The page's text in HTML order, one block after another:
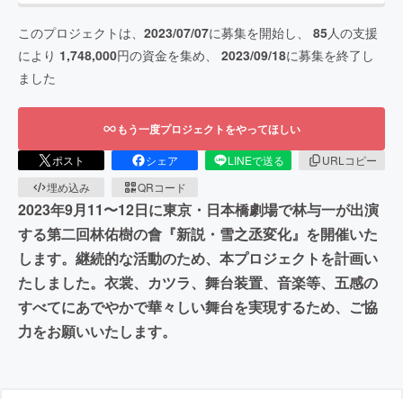
このプロジェクトは、 2023/07/07に募集を開始し、 85人の支援
により 1,748,000円の資金を集め、 2023/09/18に募集を終了し
ました
もう一度プロジェクトをやってほしい
ポスト シェア LINEで送る
URLコピー
埋め込み
QRコード
2023年9月11〜12日に東京・日本橋劇場で林与一が出演
する第二回林佑樹の會『新説・雪之丞変化』を開催いた
します。継続的な活動のため、本プロジェクトを計画い
たしました。衣裳、カツラ、舞台装置、音楽等、五感の
すべてにあでやかで華々しい舞台を実現するため、ご協
力をお願いいたします。